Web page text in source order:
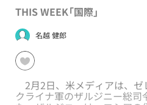
THIS WEEK「国際」
名越 健郎
2月2日、米メディアは、ゼ
クライナ軍のザルジニー総司